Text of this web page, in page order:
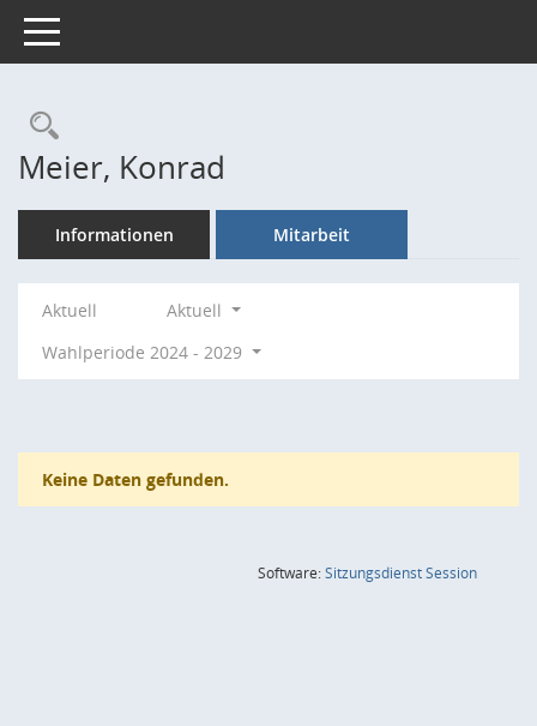
Toggle navigation
Rechercheauswahl
Meier, Konrad
Informationen Mitarbeit
Aktuell
Aktuell
Wahlperiode 2024 - 2029
Keine Daten gefunden.
Software:SitzungsdienstSession(Wird in